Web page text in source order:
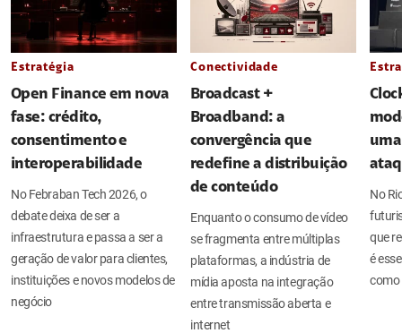
Estratégia
Open Finance em nova
fase: crédito,
consentimento e
interoperabilidade
No Febraban Tech 2026, o
debate deixa de ser a
infraestrutura e passa a ser a
geração de valor para clientes,
instituições e novos modelos de
negócio
Conectividade
Broadcast +
Broadband: a
convergência que
redefine a distribuição
de conteúdo
Enquanto o consumo de vídeo
se fragmenta entre múltiplas
plataformas, a indústria de
mídia aposta na integração
entre transmissão aberta e
internet
No
que
é
como